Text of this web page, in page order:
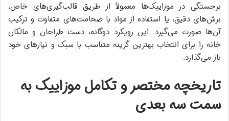
برجستگی در موزاییک‌ها معمولاً از طریق قالب‌گیری‌های خاص،
برش‌های دقیق، یا استفاده از مواد با ضخامت‌های متفاوت و ترکیب
آن‌ها صورت می‌گیرد. این رویکرد دوگانه، دست طراحان و مالکان
خانه را برای انتخاب بهترین گزینه متناسب با سبک و نیازهای خود
باز می‌گذارد.
تاریخچه مختصر و تکامل موزاییک به
سمت سه بعدی